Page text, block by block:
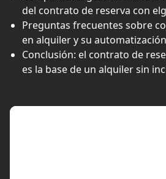
del contrato de reserva con
Preguntas frecuentes sobre
en alquiler y su automatización
Conclusión: el contrato de
es la base de un alquiler sin